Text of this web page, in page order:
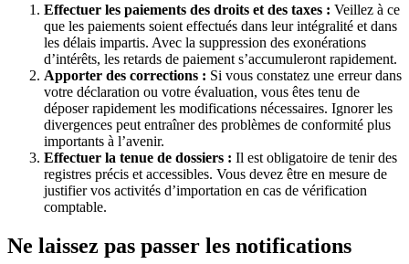
Effectuer les paiements des droits et des taxes : Veillez à ce
que les paiements soient effectués dans leur intégralité et dans
les délais impartis. Avec la suppression des exonérations
d’intérêts, les retards de paiement s’accumuleront rapidement.
Apporter des corrections : Si vous constatez une erreur dans
votre déclaration ou votre évaluation, vous êtes tenu de
déposer rapidement les modifications nécessaires. Ignorer les
divergences peut entraîner des problèmes de conformité plus
importants à l’avenir.
Effectuer la tenue de dossiers : Il est obligatoire de tenir des
registres précis et accessibles. Vous devez être en mesure de
justifier vos activités d’importation en cas de vérification
comptable.
Ne laissez pas passer les notifications